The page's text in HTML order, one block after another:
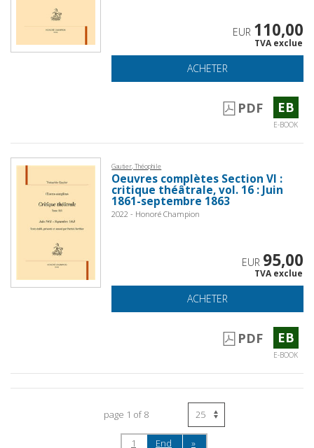
EUR 110,00
TVA exclue
ACHETER
PDF EB
E-BOOK
Gautier, Théophile
Oeuvres complètes Section VI :
critique théâtrale, vol. 16 : Juin
1861-septembre 1863
2022 - Honoré Champion
EUR 95,00
TVA exclue
ACHETER
PDF EB
E-BOOK
page 1 of 8
1 End »